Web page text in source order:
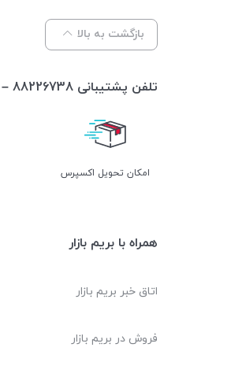
بازگشت به بالا
تلفن پشتیبانی 88226738 – 021 | ۷ روز هفته، ۲۴ ساعته پاسخگوی شما هستیم
اﻣﮑﺎن ﺗﺤﻮﯾﻞ اﮐﺴﭙﺮس
همراه با بریم بازار
اتاق خبر بریم بازار
فروش در بریم بازار